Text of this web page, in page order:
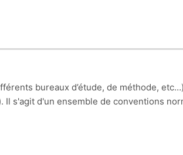
bureaux d’étude, de méthode,
s'agit d'un ensemble de conventions